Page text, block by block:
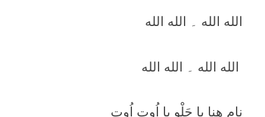
الله الله ۔ الله الله
الله الله ۔ الله الله
نام ھنا يا حَلْو يا اُوت اُوت